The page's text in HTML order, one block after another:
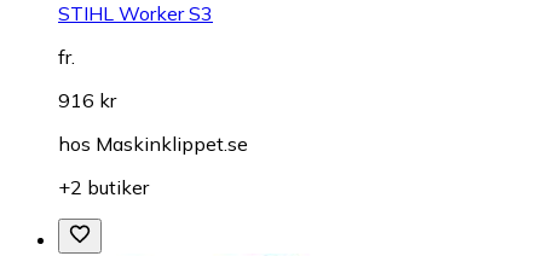
STIHL Worker S3
fr.
916 kr
hos Maskinklippet.se
+2 butiker